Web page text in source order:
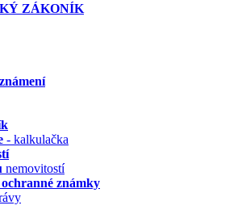
ZÁKONÍK
- kalkulačka
nemovitostí
známky